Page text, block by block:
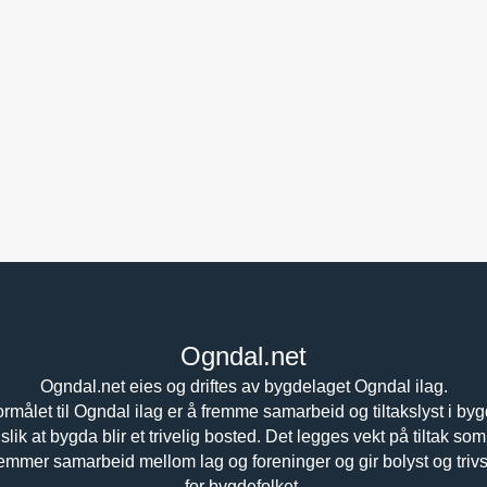
Ogndal.net
Ogndal.net eies og driftes av bygdelaget Ogndal ilag.
til Ogndal ilag er å fremme samarbeid og tiltakslyst i
slik at bygda blir et trivelig bosted. Det legges vekt på tiltak som
samarbeid mellom lag og foreninger og gir bolyst og